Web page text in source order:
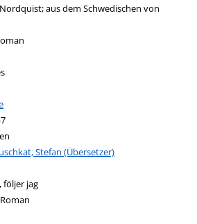
aus dem Schwedischen von
öffnen
dieser Systematik
diesem Interessenskreis
nach dieser Beteiligten Person
Stefan (Übersetzer)
följer jag